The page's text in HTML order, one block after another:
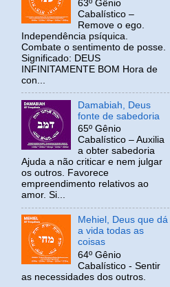
63º Gênio
Cabalístico –
Remove o ego.
Independência psíquica.
Combate o sentimento de posse.
Significado: DEUS
INFINITAMENTE BOM Hora de
con...
Damabiah, Deus
fonte de sabedoria
65º Gênio
Cabalístico – Auxilia
a obter sabedoria
Ajuda a não criticar e nem julgar
os outros. Favorece
empreendimento relativos ao
amor. Si...
Mehiel, Deus que dá
a vida todas as
coisas
64º Gênio
Cabalístico - Sentir
as necessidades dos outros.